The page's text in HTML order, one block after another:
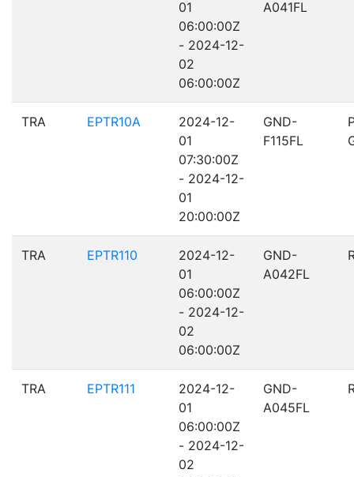
01
06:00:00Z
- 2024-12-
02
06:00:00Z
A041FL
TRA EPTR10A
2024-12-
01
07:30:00Z
- 2024-12-
01
20:00:00Z
GND-
F115FL
TRA EPTR110
2024-12-
01
06:00:00Z
- 2024-12-
02
06:00:00Z
GND-
A042FL
TRA EPTR111
2024-12-
01
06:00:00Z
- 2024-12-
02
GND-
A045FL